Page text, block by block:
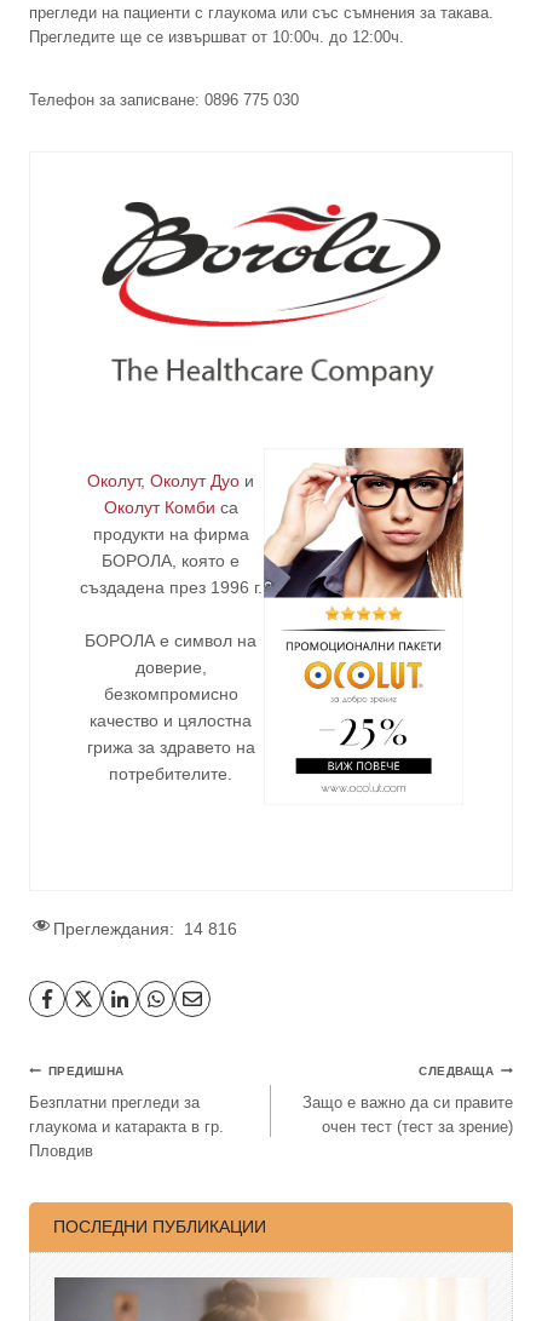
прегледи на пациенти с глаукома или със съмнения за такава.
Прегледите ще се извършват от 10:00ч. до 12:00ч.
Телефон за записване: 0896 775 030
Околут,Околут Дуо и
Околут Комби са
продукти на фирма
БОРОЛА , която е
създадена през 1996 г.
БОРОЛА е символ на
доверие,
безкомпромисно
качество и цялостна
грижа за здравето на
потребителите
Преглеждания: 14 816
ПРЕДИШНА
Безплатни прегледи за
глаукома и катаракта в гр.
Пловдив
СЛЕДВАЩА
Защо е важно да си правите
очен тест (тест за зрение)
ПОСЛЕДНИ ПУБЛИКАЦИИ